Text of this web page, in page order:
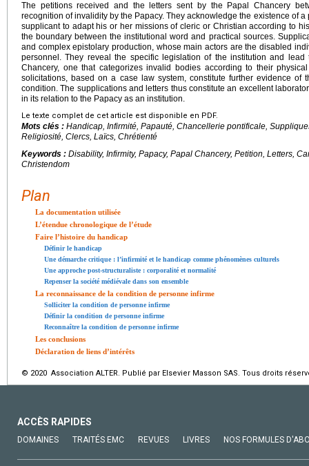
The petitions received and the letters sent by the Papal Chancery
recognition of invalidity by the Papacy. They acknowledge the existence of
supplicant to adapt his or her missions of cleric or Christian according to
the boundary between the institutional word and practical sources.
and complex epistolary production, whose main actors are the disabled
personnel. They reveal the specific legislation of the institution and
Chancery, one that categorizes invalid bodies according to their
solicitations, based on a case law system, constitute further evidence of
condition. The supplications and letters thus constitute an excellent
in its relation to the Papacy as an institution.
Le texte complet de cet article est disponible en PDF.
Mots clés : Handicap, Infirmité, Papauté, Chancellerie pontificale,
Religiosité, Clercs, Laïcs, Chrétienté
Keywords : Disability, Infirmity, Papacy, Papal Chancery, Petition, Letters,
Christendom
Plan
La documentation utilisée
L’étendue chronologique de l’étude
Faire l’histoire du handicap
Définir le handicap
Une démarche critique : l’infirmité et le handicap comme phénomènes culturels
Une approche post-structuraliste : corporalité et normalité
Repenser la société médiévale dans son ensemble
La reconnaissance de la condition de personne infirme
Solliciter la condition de personne infirme
Définir la condition de personne infirme
Reconnaître la condition de personne infirme
Les conclusions
Déclaration de liens d’intérêts
© 2020 Association ALTER. Publié par Elsevier Masson SAS. Tous droits
ACCÈS RAPIDES
DOMAINES TRAITÉS EMC REVUES LIVRES NOS FORMULES